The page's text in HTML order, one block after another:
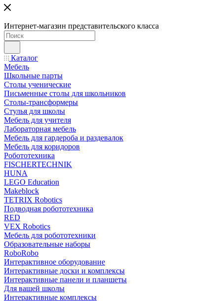
Интернет-магазин представительского класса
Каталог
Мебель
Школьные парты
Столы ученические
Письменные столы для школьников
Столы-трансформеры
Стулья для школы
Мебель для учителя
Лабораторная мебель
Мебель для гардероба и раздевалок
Мебель для коридоров
Робототехника
FISCHERTECHNIK
HUNA
LEGO Education
Makeblock
TETRIX Robotics
Подводная робототехника
RED
VEX Robotics
Мебель для робототехники
Образовательные наборы
RoboRobo
Интерактивное оборудование
Интерактивные доски и комплексы
Интерактивные панели и планшеты
Для вашей школы
Интерактивные комплексы